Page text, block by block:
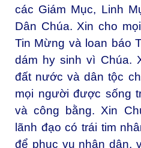
các Giám Mục, Linh
Dân Chúa. Xin cho
Tin Mừng và loan báo
dám hy sinh vì Chúa.
đất nước và dân tộc
mọi người được sống
và công bằng. Xin
lãnh đạo có trái tim
để phục vụ nhân dân,